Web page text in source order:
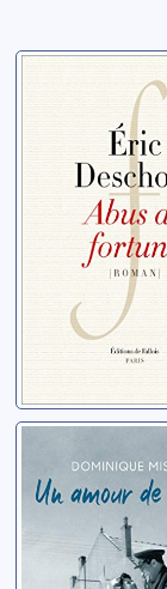
Abus de
Deschodt, Éric
Kessel
Missika,